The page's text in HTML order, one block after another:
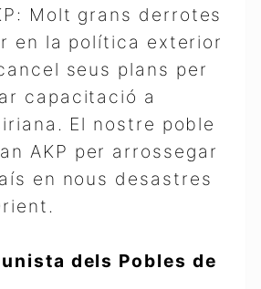
Molt grans derrotes
en la política exterior
seus plans per
capacitació a
El nostre poble
AKP per arrossegar
en nous desastres
dels Pobles de